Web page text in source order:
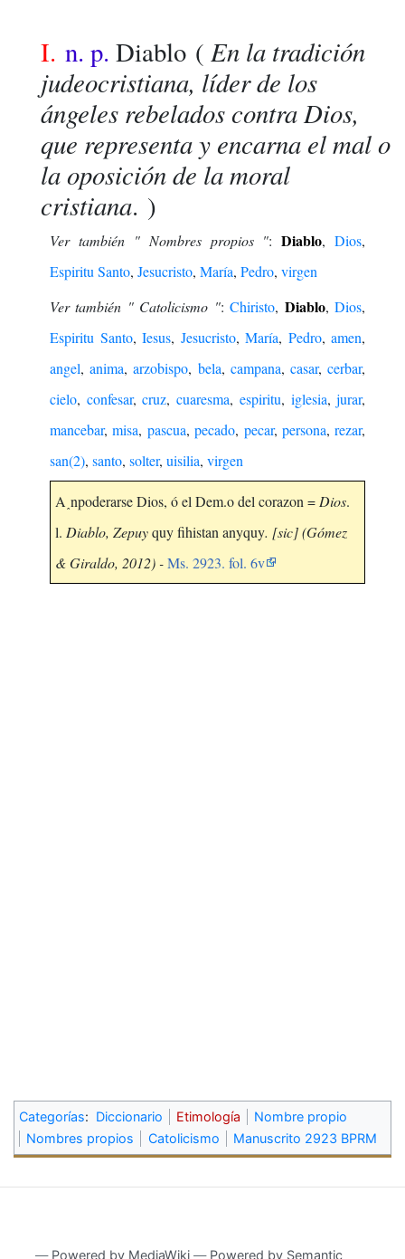
I. n. p. Diablo ( En la tradición
judeocristiana, líder de los
ángeles rebelados contra Dios,
que representa y encarna el mal o
la oposición de la moral
cristiana. )
Ver también " Nombres propios ":Diablo,Dios,
Espiritu Santo, Jesucristo, María, Pedro, virgen
Ver también " Catolicismo ":Chiristo, Diablo,Dios,
Espiritu Santo,Iesus, Jesucristo,María, Pedro,amen,
angel,anima,arzobispo, bela, campana,casar,cerbar,
cielo, confesar,cruz,cuaresma, espiritu, iglesia,jurar,
mancebar,misa, pascua,pecado, pecar, persona,rezar,
san(2), santo, solter, uisilia, virgen
A˰npoderarse Dios, ó el Dem.o del corazon = Dios.
l. Diablo, Zepuyquy fihistan anyquy. [sic] (Gómez
& Giraldo, 2012) -Ms. 2923. fol. 6v
Categorías: Diccionario Etimología
Nombre propio
Nombres propios
Catolicismo Manuscrito 2923 BPRM
― Powered by MediaWiki ― Powered by Semantic